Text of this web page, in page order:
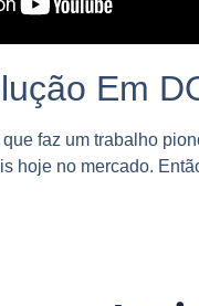
Em
faz um trabalho
hoje no mercado.